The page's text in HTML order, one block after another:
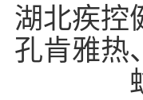
湖北疾控
孔肯雅热